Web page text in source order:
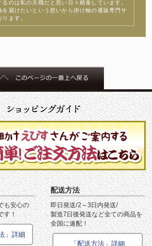
るのは私の天職だと思い日々精進しています。
を届けたいという想いから掛け軸の通販専門サ
ます。
も安心の
す！
」詳細
配送方法
即日発送/2～3日内発送/
製造7日後発送など全ての商品を
全国に速配！
「配送方法」詳細